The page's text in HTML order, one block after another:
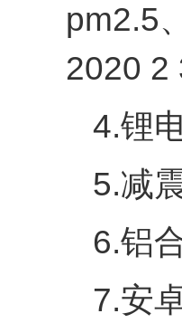
pm2.5
2020
4.锂
5.减
6.铝
7.安